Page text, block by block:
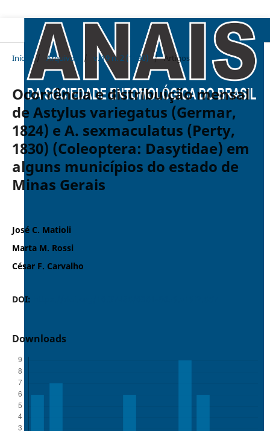
Início / Arquivos / v. 19 n. 2 (1990) / Artigos
Ocorrência e distribuição mensal
de Astylus variegatus (Germar,
1824) e A. sexmaculatus (Perty,
1830) (Coleoptera: Dasytidae) em
alguns municípios do estado de
Minas Gerais
José C. Matioli
Marta M. Rossi
César F. Carvalho
DOI:
Downloads